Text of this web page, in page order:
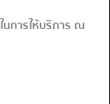
การให้บริการ ณ